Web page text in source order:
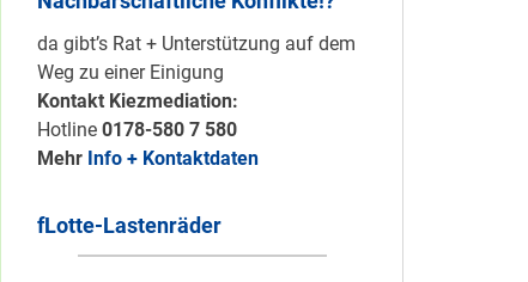
da gibt’s Rat + Unterstützung auf dem
Weg zu einer Einigung
Kontakt Kiezmediation:
Hotline 0178-580 7 580
Mehr Info + Kontaktdaten
fLotte-Lastenräder